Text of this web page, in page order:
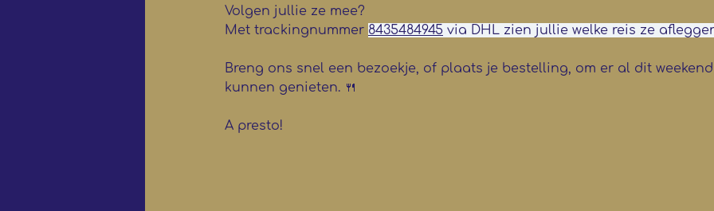
Volgen jullie ze mee?
Met trackingnummer 8435484945 via DHL zien jullie welke reis ze
Breng ons snel een bezoekje, of plaats je bestelling, om er al dit
kunnen genieten. 🍴
A presto!